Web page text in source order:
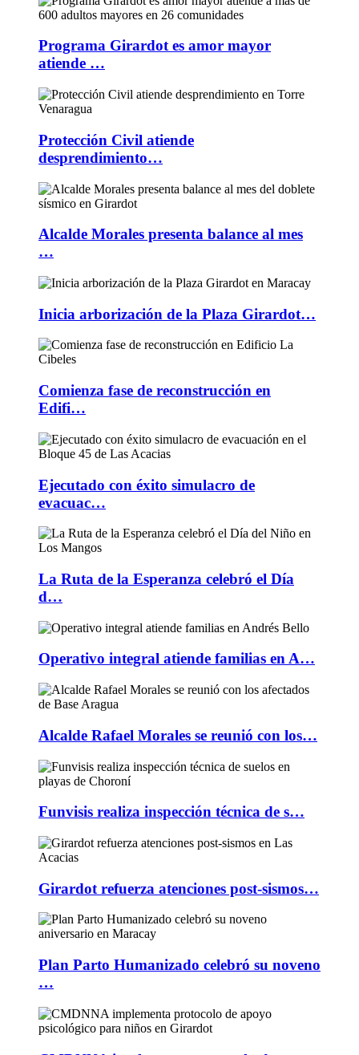
Programa Girardot es amor mayor
atiende …
Protección Civil atiende
desprendimiento…
Alcalde Morales presenta balance al mes
…
Inicia arborización de la Plaza Girardot…
Comienza fase de reconstrucción en
Edifi…
Ejecutado con éxito simulacro de
evacuac…
La Ruta de la Esperanza celebró el Día
d…
Operativo integral atiende familias en A…
Alcalde Rafael Morales se reunió con los…
Funvisis realiza inspección técnica de s…
Girardot refuerza atenciones post-sismos…
Plan Parto Humanizado celebró su noveno
…